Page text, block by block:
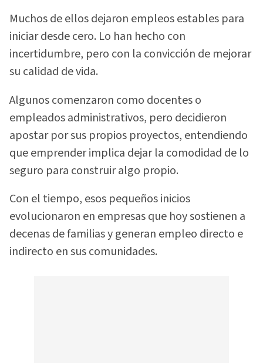
Muchos de ellos dejaron empleos estables para
iniciar desde cero. Lo han hecho con
incertidumbre, pero con la convicción de mejorar
su calidad de vida.
Algunos comenzaron como docentes o
empleados administrativos, pero decidieron
apostar por sus propios proyectos, entendiendo
que emprender implica dejar la comodidad de lo
seguro para construir algo propio.
Con el tiempo, esos pequeños inicios
evolucionaron en empresas que hoy sostienen a
decenas de familias y generan empleo directo e
indirecto en sus comunidades.